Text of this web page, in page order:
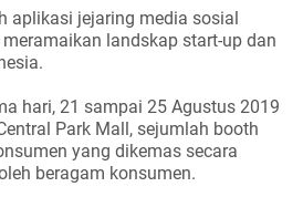
aplikasi jejaring media sosial
landskap start-up dan
hari, 21 sampai 25 Agustus 2019
Park Mall, sejumlah booth
yang dikemas secara
beragam konsumen.